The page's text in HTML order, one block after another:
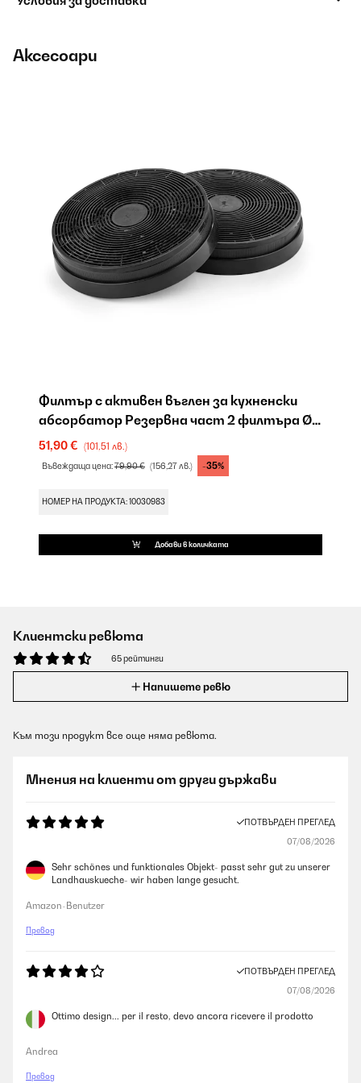
Аксесоари
Филтър с активен въглен за кухненски
абсорбатор Резервна част 2 филтъра Ø
17,5 см
51,90 € (101,51 лв.)
Въвеждаща цена:79,90 € (156,27 лв.) -35%
НОМЕР НА ПРОДУКТА: 10030983
Добави в количката
Клиентски ревюта
65 рейтинги
Напишете ревю
Към този продукт все още няма ревюта.
Мнения на клиенти от други държави
ПОТВЪРДЕН ПРЕГЛЕД
07/08/2026
Sehr schönes und funktionales Objekt- passt sehr gut zu unserer
Landhauskueche- wir haben lange gesucht.
Amazon-Benutzer
Превод
ПОТВЪРДЕН ПРЕГЛЕД
07/08/2026
Ottimo design... per il resto, devo ancora ricevere il prodotto
Andrea
Превод